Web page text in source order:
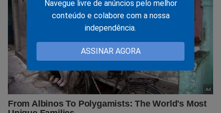
Navegue livre de anúncios pelo melhor
conteúdo e colabore com a nossa
independência.
ASSINAR AGORA